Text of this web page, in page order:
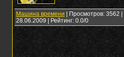
Машина времени | Просмотров: 3562
28.06.2009 | Рейтинг: 0.0/0